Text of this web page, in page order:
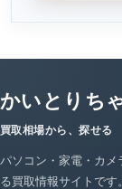
かいとりち
買取相場から、探せる
パソコン・家電・カメ
る買取情報サイトです。